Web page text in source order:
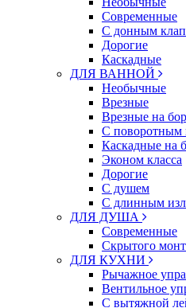
Современные
С донным
Дорогие
Каскадные
ДЛЯ ВАННОЙ
Необычные
Врезные
Врезные на
С поворотным
Каскадные на
Эконом класса
Дорогие
С душем
C длинным
ДЛЯ ДУША
Современные
Скрытого
ДЛЯ КУХНИ
Рычажное
Вентильное
С вытяжной